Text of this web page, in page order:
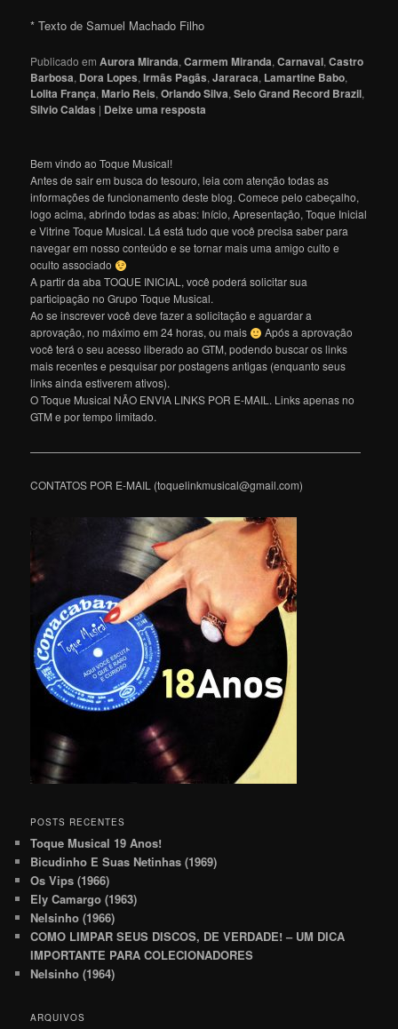
* Texto de Samuel Machado Filho
Publicado em Aurora Miranda,Carmem Miranda,Carnaval,Castro
Barbosa, Dora Lopes,Irmãs Pagãs,Jararaca, Lamartine Babo,
Lolita França,Mario Reis,Orlando Silva,Selo Grand Record Brazil,
Silvio Caldas | Deixe uma resposta
Bem vindo ao Toque Musical!
Antes de sair em busca do tesouro, leia com atenção todas as
informações de funcionamento deste blog. Comece pelo cabeçalho,
logo acima, abrindo todas as abas: Início, Apresentação, Toque Inicial
e Vitrine Toque Musical. Lá está tudo que você precisa saber para
navegar em nosso conteúdo e se tornar mais uma amigo culto e
oculto associado
A partir da aba TOQUE INICIAL, você poderá solicitar sua
participação no Grupo Toque Musical.
Ao se inscrever você deve fazer a solicitação e aguardar a
aprovação, no máximo em 24 horas, ou mais
Após a aprovação
você terá o seu acesso liberado ao GTM, podendo buscar os links
mais recentes e pesquisar por postagens antigas (enquanto seus
links ainda estiverem ativos).
O Toque Musical NÃO ENVIA LINKS POR E-MAIL. Links apenas no
GTM e por tempo limitado.
———————————————————————————————
CONTATOS POR E-MAIL (toquelinkmusical@gmail.com)
POSTS RECENTES
Toque Musical 19 Anos!
Bicudinho E Suas Netinhas (1969)
Os Vips (1966)
Ely Camargo (1963)
Nelsinho (1966)
COMO LIMPAR SEUS DISCOS, DE VERDADE! – UM DICA
IMPORTANTE PARA COLECIONADORES
Nelsinho (1964)
ARQUIVOS